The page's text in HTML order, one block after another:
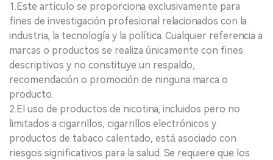
1.Este artículo se proporciona exclusivamente para
fines de investigación profesional relacionados con la
industria, la tecnología y la política. Cualquier referencia a
marcas o productos se realiza únicamente con fines
descriptivos y no constituye un respaldo,
recomendación o promoción de ninguna marca o
producto.
2.El uso de productos de nicotina, incluidos pero no
limitados a cigarrillos, cigarrillos electrónicos y
productos de tabaco calentado, está asociado con
riesgos significativos para la salud. Se requiere que los